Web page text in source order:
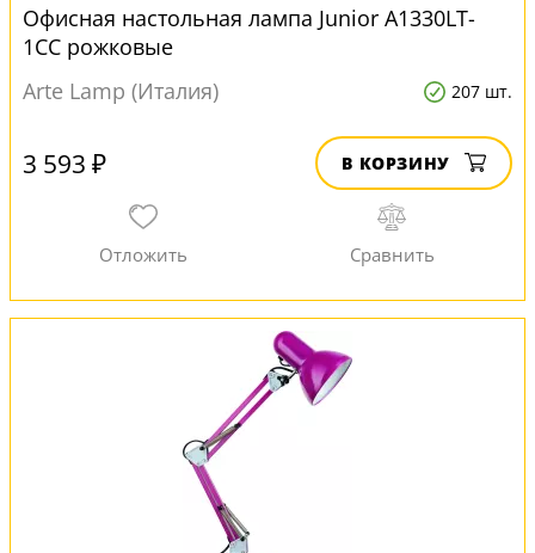
Офисная настольная лампа Junior A1330LT-
1CC рожковые
Arte Lamp (Италия)
207 шт.
3 593 ₽ В КОРЗИНУ